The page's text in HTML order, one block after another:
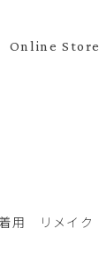
Online Store
用 リメイク